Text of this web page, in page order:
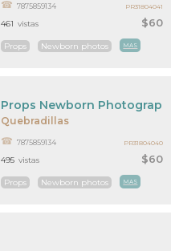
$60
7875859134
Props Newborn photos MAS
461 vistas
PR31804041
Quebradillas
$60
Props Newborn
7875859134
Props Newborn photos MAS
495 vistas
PR31804040